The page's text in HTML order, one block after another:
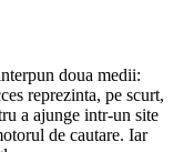
doua medii:
reprezinta, pe scurt,
a ajunge intr-un site
de cautare. Iar